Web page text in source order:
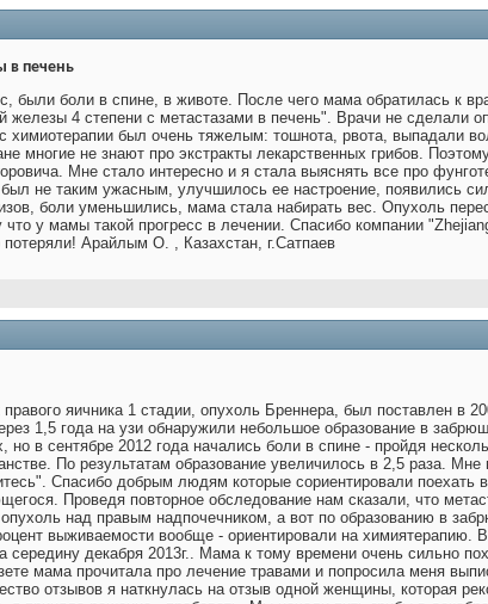
в печень
были боли в спине, в животе. После чего мама обратилась к
железы 4 степени с метастазами в печень". Врачи не сделали
химиотерапии был очень тяжелым: тошнота, рвота, выпадали
многие не знают про экстракты лекарственных грибов.
Мне стало интересно и я стала выяснять все про
был не таким ужасным, улучшилось ее настроение, появились
боли уменьшились, мама стала набирать вес. Опухоль
у мамы такой прогресс в лечении. Спасибо компании
Арайлым О. , Казахстан, г.Сатпаев
яичника 1 стадии, опухоль Бреннера, был поставлен в
1,5 года на узи обнаружили небольшое образование в
но в сентябре 2012 года начались боли в спине - пройдя
По результатам образование увеличилось в 2,5 раза.
Спасибо добрым людям которые сориентировали
Проведя повторное обследование нам сказали, что
над правым надпочечником, а вот по образованию в
выживаемости вообще - ориентировали на химиятерапию.
середину декабря 2013г.. Мама к тому времени очень сильно
мама прочитала про лечение травами и попросила меня
отзывов я наткнулась на отзыв одной женщины, которая